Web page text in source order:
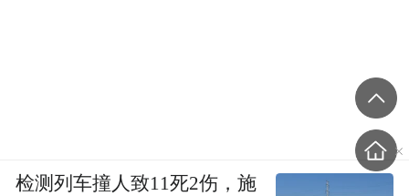
检测列车撞人致11死2伤，施